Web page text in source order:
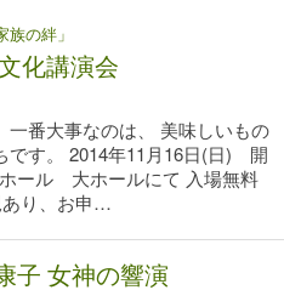
の絆」
化講演会
番大事なのは、 美味しいもの
です。 2014年11月16日(日) 開
ール 大ホールにて 入場無料
り、お申…
子 女神の響演